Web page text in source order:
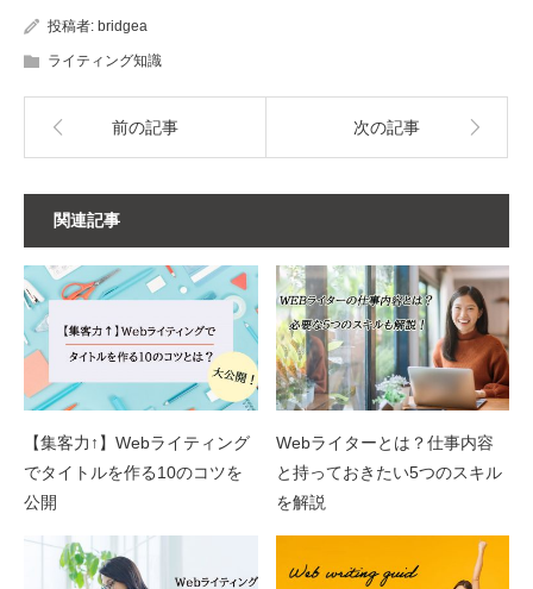
投稿者: bridgea
ライティング知識
前の記事 次の記事
関連記事
【集客力↑】Webライティング
でタイトルを作る10のコツを
公開
Webライターとは？仕事内容
と持っておきたい5つのスキル
を解説